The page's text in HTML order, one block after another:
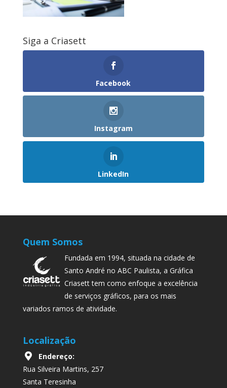
Siga a Criasett
Facebook
Instagram
LinkedIn
Quem Somos
Fundada em 1994, situada na cidade de
Santo André no ABC Paulista, a Gráfica
Criasett tem como enfoque a excelência
de serviços gráficos, para os mais
variados ramos de atividade.
Localização
Endereço:
Rua Silveira Martins, 257
Santa Teresinha